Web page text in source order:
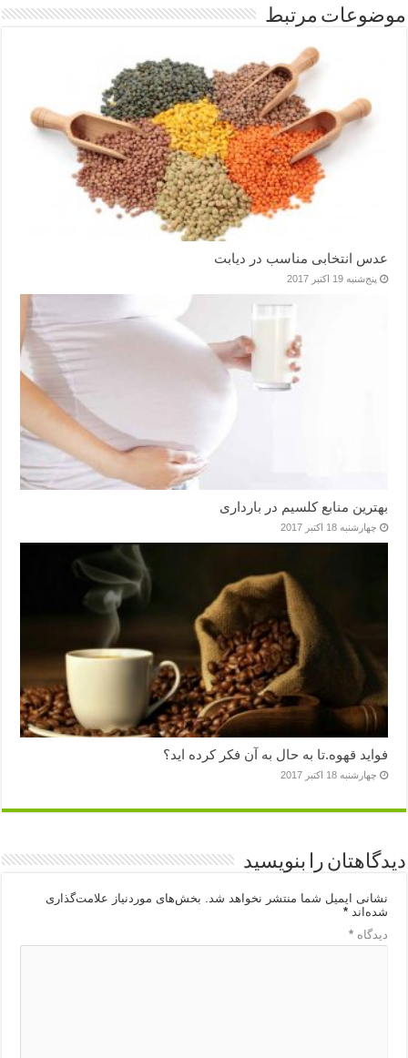
موضوعات مرتبط
عدس انتخابی مناسب در دیابت
پنج‌شنبه 19 اکتبر 2017
بهترین منابع کلسیم در بارداری
چهارشنبه 18 اکتبر 2017
فواید قهوه.تا به حال به آن فکر کرده اید؟
چهارشنبه 18 اکتبر 2017
دیدگاهتان را بنویسید
نشانی ایمیل شما منتشر نخواهد شد. بخش‌های موردنیاز علامت‌گذاری
شده‌اند*
دیدگاه*